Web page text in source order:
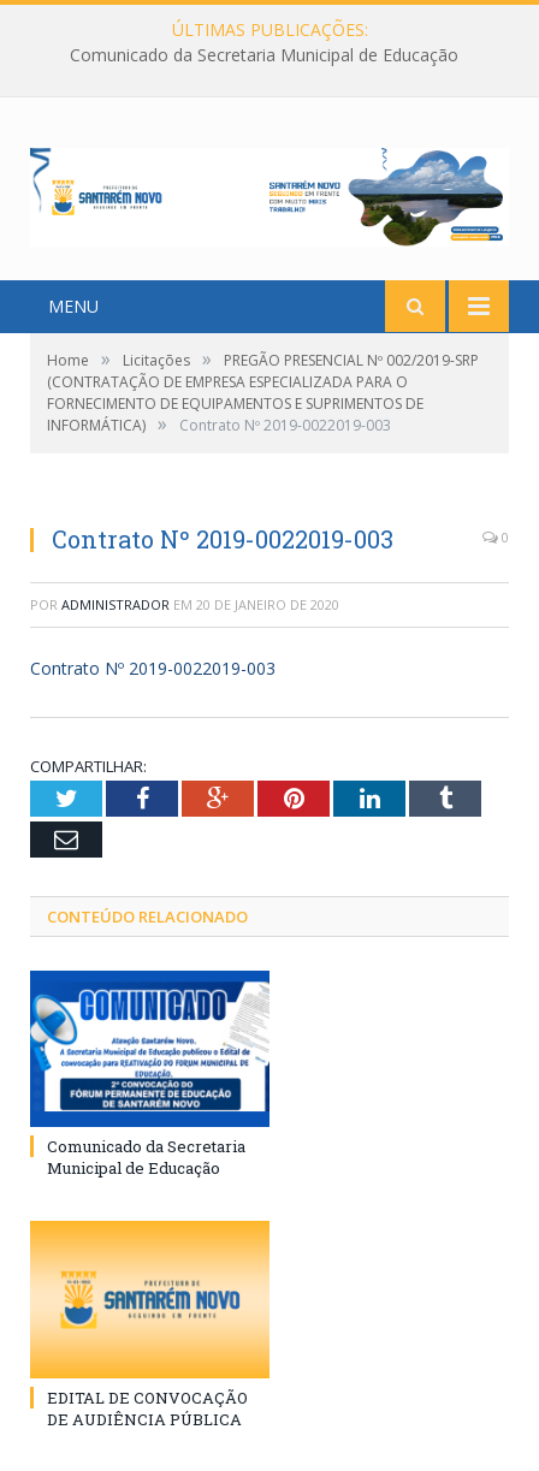
ÚLTIMAS PUBLICAÇÕES:
Comunicado da Secretaria Municipal de Educação
MENU
Home » Licitações »
PREGÃO PRESENCIAL Nº 002/2019-SRP
(CONTRATAÇÃO DE EMPRESA ESPECIALIZADA PARA O
FORNECIMENTO DE EQUIPAMENTOS E SUPRIMENTOS DE
INFORMÁTICA) » Contrato Nº 2019-0022019-003
Contrato Nº 2019-0022019-003 0
POR ADMINISTRADOR EM 20 DE JANEIRO DE 2020
Contrato Nº 2019-0022019-003
COMPARTILHAR:
TwitterFacebookGoogle+PinterestLinkedInTumblr
Email
CONTEÚDO RELACIONADO
Comunicado da Secretaria
Municipal de Educação
EDITAL DE CONVOCAÇÃO
DE AUDIÊNCIA PÚBLICA